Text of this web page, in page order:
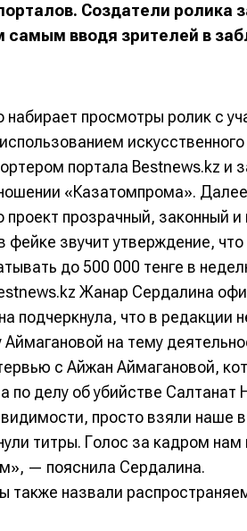
Создатели ролика
самым вводя зрителей в
набирает просмотры ролик с
портала Bestnews.kz и
«Казатомпрома».
проект прозрачный, законный
фейке звучит утверждение,
до 500 000 тенге в
Жанар Сердалина
подчеркнула, что в редакции
на тему
с Айжан Аймагановой,
по делу об убийстве Салтанат
просто взяли
титры. Голос за кадром
— пояснила Сердалина.
также назвали